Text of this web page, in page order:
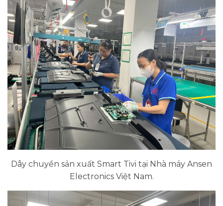
Dây chuyền sản xuất Smart Tivi tại Nhà máy Ansen
Electronics Việt Nam.